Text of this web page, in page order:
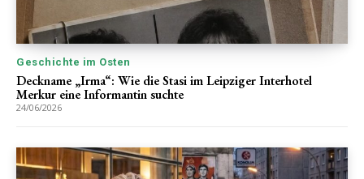
Geschichte im Osten
Deckname „Irma“: Wie die Stasi im Leipziger Interhotel
Merkur eine Informantin suchte
24/06/2026